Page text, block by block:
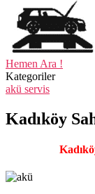
Hemen Ara !
Kategoriler
akü servis
Kadıköy